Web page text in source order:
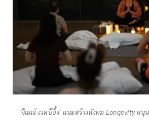
'จิณณ์ เวลบีอิ้ง' แนะสร้างสังคม Longevity หนุ